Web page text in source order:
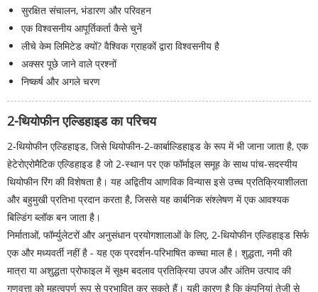
सुरक्षित संचालन, भंडारण और परिवहन
एक विश्वसनीय आपूर्तिकर्ता कैसे चुनें
लीचे केम लिमिटेड क्यों? वैश्विक ग्राहकों द्वारा विश्वसनीय है
अक्सर पूछे जाने वाले प्रश्नों
निष्कर्ष और अगले चरण
2-थियोफीन एल्डिहाइड का परिचय
2-थियोफीन एल्डिहाइड, जिसे थियोफीन-2-कार्बाल्डिहाइड के रूप में भी जाना जाता है, एक
हेटेरोएरोमैटिक एल्डिहाइड है जो 2-स्थान पर एक फॉर्माइल समूह के साथ पांच-सदस्यीय
थियोफीन रिंग की विशेषता है। यह अद्वितीय आणविक विन्यास इसे उच्च प्रतिक्रियाशीलता
और बहुमुखी प्रतिभा प्रदान करता है, जिससे यह कार्बनिक संश्लेषण में एक आवश्यक
बिल्डिंग ब्लॉक बन जाता है।
निर्माताओं, फॉर्म्युलेटरों और अनुसंधान प्रयोगशालाओं के लिए, 2-थियोफीन एल्डिहाइड सिर्फ
एक और मध्यवर्ती नहीं है - यह एक प्रदर्शन-परिभाषित कच्चा माल है। शुद्धता, नमी की
मात्रा या अशुद्धता प्रोफाइल में सूक्ष्म बदलाव प्रतिक्रिया उपज और अंतिम उत्पाद की
गुणवत्ता को महत्वपूर्ण रूप से प्रभावित कर सकते हैं। यही कारण है कि कंपनियां तेजी से